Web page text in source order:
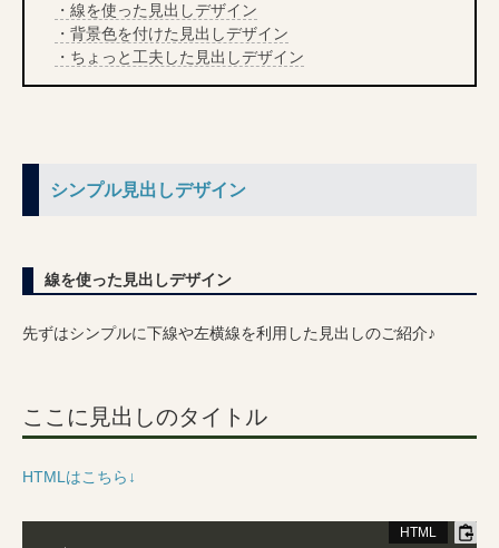
・線を使った見出しデザイン
・背景色を付けた見出しデザイン
・ちょっと工夫した見出しデザイン
シンプル見出しデザイン
線を使った見出しデザイン
先ずはシンプルに下線や左横線を利用した見出しのご紹介♪
ここに見出しのタイトル
HTMLはこちら↓